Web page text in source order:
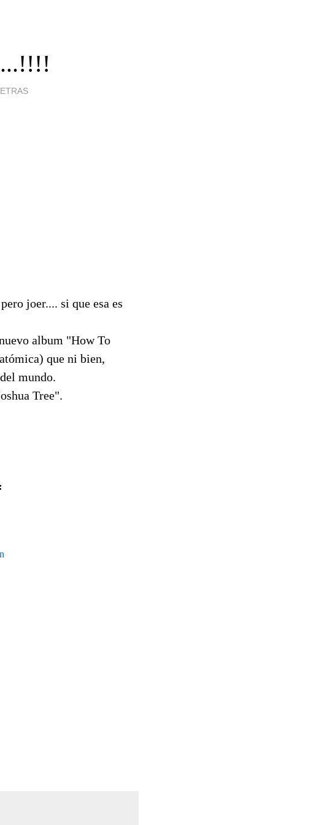
joer.... si que esa es
album "How To
que ni bien,
mundo.
Tree".